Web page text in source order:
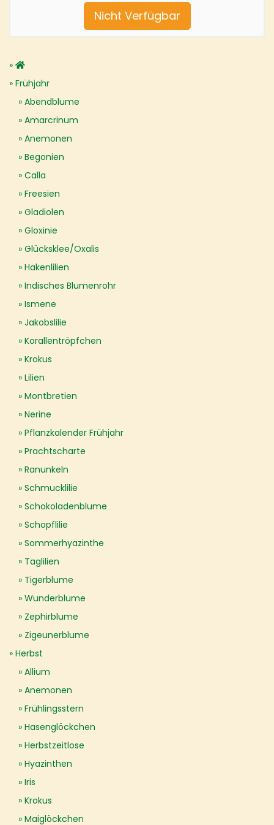
Nicht Verfügbar
Frühjahr
Abendblume
Amarcrinum
Anemonen
Begonien
Calla
Freesien
Gladiolen
Gloxinie
Glücksklee/Oxalis
Hakenlilien
Indisches Blumenrohr
Ismene
Jakobslilie
Korallentröpfchen
Krokus
Lilien
Montbretien
Nerine
Pflanzkalender Frühjahr
Prachtscharte
Ranunkeln
Schmucklilie
Schokoladenblume
Schopflilie
Sommerhyazinthe
Taglilien
Tigerblume
Wunderblume
Zephirblume
Zigeunerblume
Herbst
Allium
Anemonen
Frühlingsstern
Hasenglöckchen
Herbstzeitlose
Hyazinthen
Iris
Krokus
Maiglöckchen